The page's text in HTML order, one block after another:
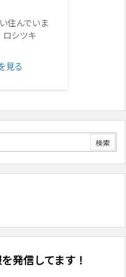
住んでいま
ロシツキ
見る
発信してます！